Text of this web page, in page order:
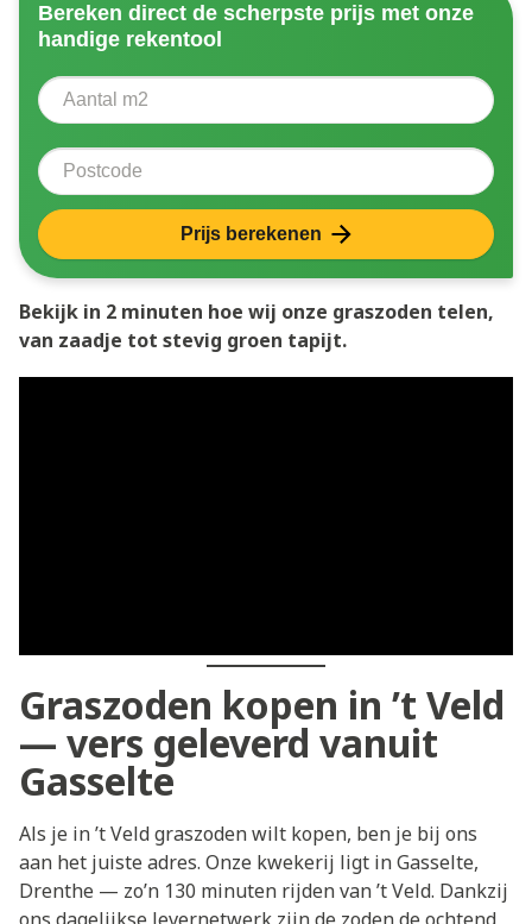
Bereken direct de scherpste prijs met onze
handige rekentool
Aantal vierkante meter
Postcode
Prijs berekenen
Bekijk in 2 minuten hoe wij onze graszoden telen,
van zaadje tot stevig groen tapijt.
Graszoden kopen in ’t Veld
— vers geleverd vanuit
Gasselte
Als je in ’t Veld graszoden wilt kopen, ben je bij ons
aan het juiste adres. Onze kwekerij ligt in Gasselte,
Drenthe — zo’n 130 minuten rijden van ’t Veld. Dankzij